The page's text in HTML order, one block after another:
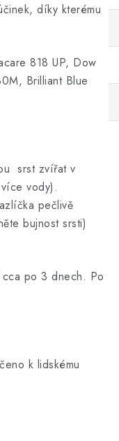
díky kterému
818 UP, Dow
Brilliant Blue
srst zvířat v
vody).
pečlivě
bujnost srsti)
cca po 3 dnech. Po
k lidskému